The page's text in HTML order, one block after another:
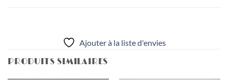
Ajouter à la liste d'envies
PRODUITS SIMILAIRES